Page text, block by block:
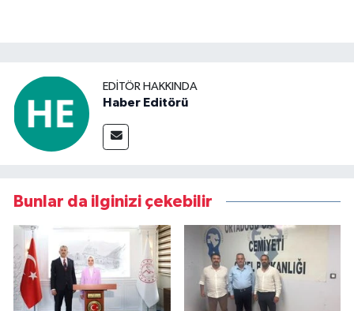
EDITÖR HAKKINDA
Haber Editörü
Bunlar da ilginizi çekebilir